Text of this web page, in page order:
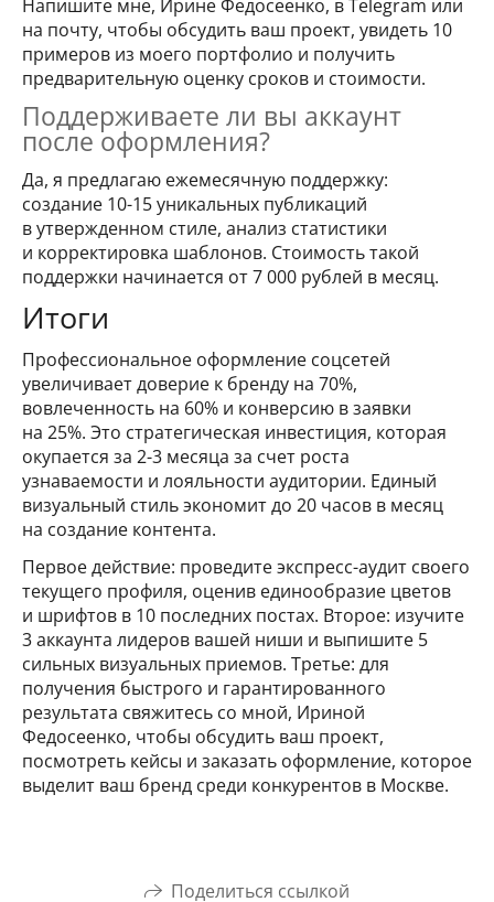
Напишите мне, Ирине Федосеенко, в Telegram или
на почту, чтобы обсудить ваш проект, увидеть 10
примеров из моего портфолио и получить
предварительную оценку сроков и стоимости.
Поддерживаете ли вы аккаунт
после оформления?
Да, я предлагаю ежемесячную поддержку:
создание 10-15 уникальных публикаций
в утвержденном стиле, анализ статистики
и корректировка шаблонов. Стоимость такой
поддержки начинается от 7 000 рублей в месяц.
Итоги
Профессиональное оформление соцсетей
увеличивает доверие к бренду на 70%,
вовлеченность на 60% и конверсию в заявки
на 25%. Это стратегическая инвестиция, которая
окупается за 2-3 месяца за счет роста
узнаваемости и лояльности аудитории. Единый
визуальный стиль экономит до 20 часов в месяц
на создание контента.
Первое действие: проведите экспресс-аудит своего
текущего профиля, оценив единообразие цветов
и шрифтов в 10 последних постах. Второе: изучите
3 аккаунта лидеров вашей ниши и выпишите 5
сильных визуальных приемов. Третье: для
получения быстрого и гарантированного
результата свяжитесь со мной, Ириной
Федосеенко, чтобы обсудить ваш проект,
посмотреть кейсы и заказать оформление, которое
выделит ваш бренд среди конкурентов в Москве.
Поделиться ссылкой